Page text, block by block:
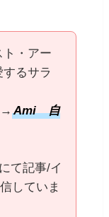
ト・アー
するサラ
→Ami 自
にて記事/イ
していま